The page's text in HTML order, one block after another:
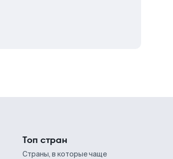
Топ стран
Страны, в которые чаще